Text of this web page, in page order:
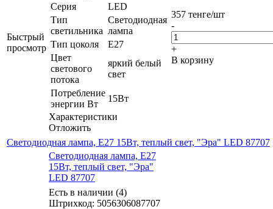
Быстрый
просмотр
Серия
LED
Тип
светильника
Светодиодная
лампа
Тип цоколя
E27
Цвет
светового
потока
яркий белый
свет
Потребление
энергии Вт
15Вт
Характеристики
Отложить
357 тенге/шт
-
+
В корзину
Светодиодная лампа, E27 15Вт, теплый свет, "Эра" LED 87707
Светодиодная лампа, E27
15Вт, теплый свет, "Эра"
LED 87707
Есть в наличии (4)
Штрихкод: 5056306087707